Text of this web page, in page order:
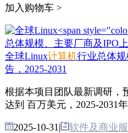
加入购物车 >
全球Linux计算机行业总体
告，2025-2031
根据本项目团队最新调研，
达到 百万美元，2025-2031
2025-10-31 | 软件及商业